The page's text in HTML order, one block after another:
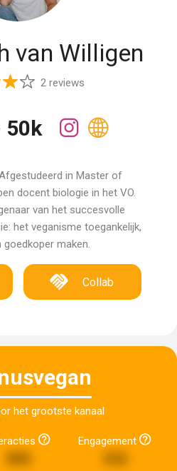
van Willigen
2 reviews
50k
in Master of
docent biologie in het VO.
van het succesvolle
het veganisme toegankelijk,
goedkoper maken.
Collab
het grootste kanaal
Engagement